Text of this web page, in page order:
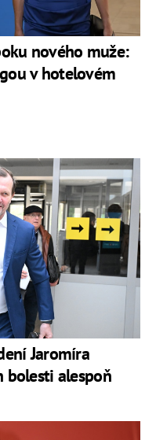
nového muže:
v hotelovém
Jaromíra
bolesti alespoň